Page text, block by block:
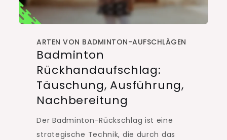
ARTEN VON BADMINTON-AUFSCHLÄGEN
Badminton
Rückhandaufschlag:
Täuschung, Ausführung,
Nachbereitung
Der Badminton-Rückschlag ist eine
strategische Technik, die durch das